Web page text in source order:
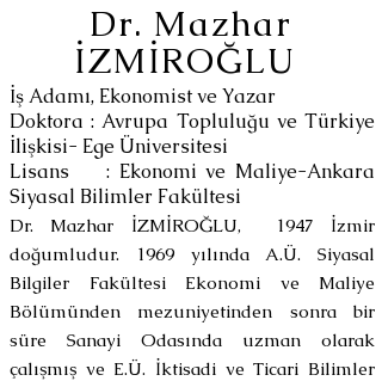
Dr. Mazhar
İZMİROĞLU
Dr. Mazhar İZMİROĞLU, 1947 İzmir
doğumludur. 1969 yılında A.Ü. Siyasal
Bilgiler Fakültesi Ekonomi ve Maliye
Bölümünden mezuniyetinden sonra bir
süre Sanayi Odasında uzman olarak
çalışmış ve E.Ü. İktisadi ve Ticari Bilimler
İş Adamı, Ekonomist ve Yazar
Doktora : Avrupa Topluluğu ve Türkiye
İlişkisi- Ege Üniversitesi
Lisans : Ekonomi ve Maliye-Ankara
Siyasal Bilimler Fakültesi